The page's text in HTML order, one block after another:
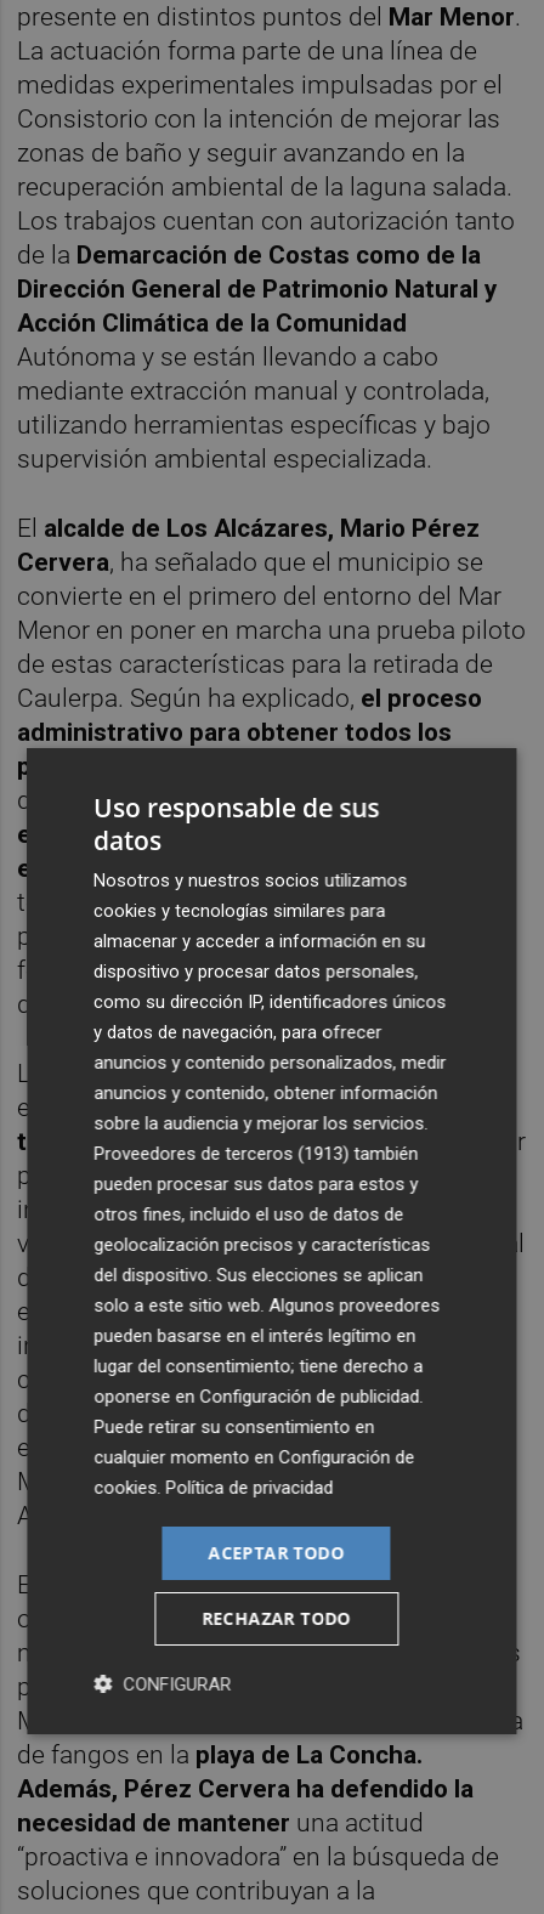
presente en distintos puntos del Mar Menor.
La actuación forma parte de una línea de
medidas experimentales impulsadas por el
Consistorio con la intención de mejorar las
zonas de baño y seguir avanzando en la
recuperación ambiental de la laguna salada.
Los trabajos cuentan con autorización tanto
de la Demarcación de Costas como de la
Dirección General de Patrimonio Natural y
Acción Climática de la Comunidad
Autónoma y se están llevando a cabo
mediante extracción manual y controlada,
utilizando herramientas específicas y bajo
supervisión ambiental especializada.
El alcalde de Los Alcázares, Mario Pérez
Cervera, ha señalado que el municipio se
convierte en el primero del entorno del Mar
Menor en poner en marcha una prueba piloto
de estas características para la retirada de
Caulerpa. Según ha explicado, el proceso
administrativo para obtener todos los
permisos necesarios
durante cerca de un año. Elobjetivo de esta
experiencia es analizar cómo responde el
ecosistema
y comprobar si la retirada
temprana de pequeñas manchas aisladas
puede evitar que terminen expandiéndose y
formando superficies más extensas que
dificulten el baño y alteren el fondo marino.
La actuación no se limitará únicamente a la
extracción del alga.El proyecto incluye
también un seguimiento ambiental
posterior
para estudiar la evolución de las zonas
intervenidas, comprobar si laCaulerpa
vuelve a proliferar y evaluar la efectividad real
de este tipo de intervenciones de carácter
experimental. Desde el Ayuntamiento
insisten en que se trata de una actuación
completamente manual y controlada,
desarrollada con apoyo técnico
especializado y supervisión de personal de
Medio Ambiente de la Comunidad
Autónoma.
El regidor ha vinculado esta iniciativa con
otras actuaciones impulsadas en el
municipio junto a distintas administraciones
para intentar mejorar el estado del Mar
Menor, entre ellas la prueba piloto de retirada
de fangos en la playa de La Concha.
Además, Pérez Cervera ha defendido la
necesidad de mantener una actitud
“proactiva e innovadora” en la búsqueda de
soluciones que contribuyan a la
Uso responsable de sus
datos
Nosotros y nuestros socios utilizamos
cookies y tecnologías similares para
almacenar y acceder a información en su
dispositivo y procesar datos personales,
como su dirección IP, identificadores únicos
y datos de navegación, para ofrecer
anuncios y contenido personalizados, medir
anuncios y contenido, obtener información
sobre la audiencia y mejorar los servicios.
Proveedores de terceros (1913) también
pueden procesar sus datos para estos y
otros fines, incluido el uso de datos de
geolocalización precisos y características
del dispositivo. Sus elecciones se aplican
solo a este sitio web. Algunos proveedores
pueden basarse en el interés legítimo en
lugar del consentimiento; tiene derecho a
oponerse enConfiguración de publicidad
Puede retirar su consentimiento en
cualquier momento enConfiguración de
cookies .Política de privacidad
ACEPTAR TODO
RECHAZAR TODO
CONFIGURAR